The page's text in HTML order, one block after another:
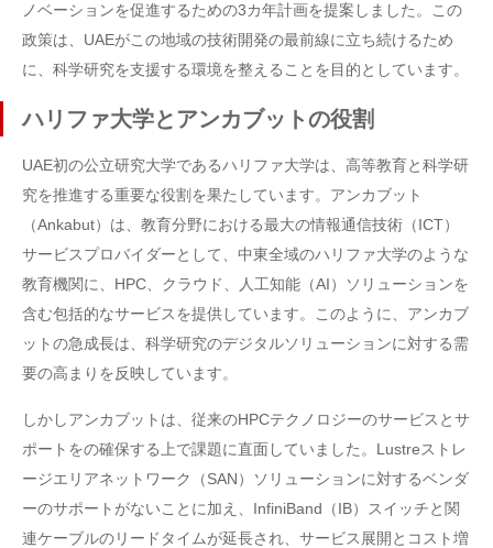
ノベーションを促進するための3カ年計画を提案しました。この
政策は、UAEがこの地域の技術開発の最前線に立ち続けるため
に、科学研究を支援する環境を整えることを目的としています。
ハリファ大学とアンカブットの役割
UAE初の公立研究大学であるハリファ大学は、高等教育と科学研
究を推進する重要な役割を果たしています。アンカブット
（Ankabut）は、教育分野における最大の情報通信技術（ICT）
サービスプロバイダーとして、中東全域のハリファ大学のような
教育機関に、HPC、クラウド、人工知能（AI）ソリューションを
含む包括的なサービスを提供しています。このように、アンカブ
ットの急成長は、科学研究のデジタルソリューションに対する需
要の高まりを反映しています。
しかしアンカブットは、従来のHPCテクノロジーのサービスとサ
ポートをの確保する上で課題に直面していました。Lustreストレ
ージエリアネットワーク（SAN）ソリューションに対するベンダ
ーのサポートがないことに加え、InfiniBand（IB）スイッチと関
連ケーブルのリードタイムが延長され、サービス展開とコスト増